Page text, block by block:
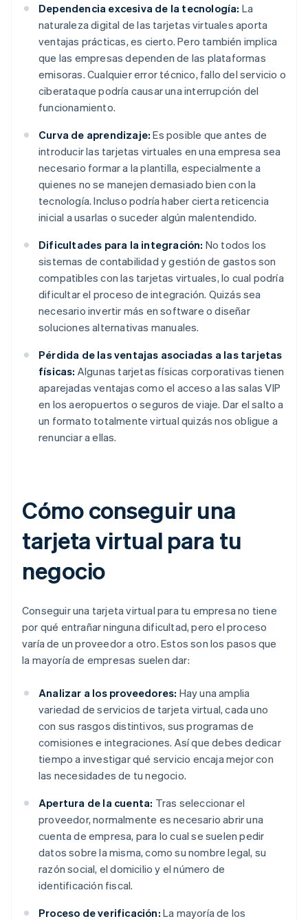
Dependencia excesiva de la tecnología: La
naturaleza digital de las tarjetas virtuales aporta
ventajas prácticas, es cierto. Pero también implica
que las empresas dependen de las plataformas
emisoras. Cualquier error técnico, fallo del servicio o
ciberataque podría causar una interrupción del
funcionamiento.
Curva de aprendizaje: Es posible que antes de
introducir las tarjetas virtuales en una empresa sea
necesario formar a la plantilla, especialmente a
quienes no se manejen demasiado bien con la
tecnología. Incluso podría haber cierta reticencia
inicial a usarlas o suceder algún malentendido.
Dificultades para la integración: No todos los
sistemas de contabilidad y gestión de gastos son
compatibles con las tarjetas virtuales, lo cual podría
dificultar el proceso de integración. Quizás sea
necesario invertir más en software o diseñar
soluciones alternativas manuales.
Pérdida de las ventajas asociadas a las tarjetas
físicas: Algunas tarjetas físicas corporativas tienen
aparejadas ventajas como el acceso a las salas VIP
en los aeropuertos o seguros de viaje. Dar el salto a
un formato totalmente virtual quizás nos obligue a
renunciar a ellas.
Cómo conseguir una
tarjeta virtual para tu
negocio
Conseguir una tarjeta virtual para tu empresa no tiene
por qué entrañar ninguna dificultad, pero el proceso
varía de un proveedor a otro. Estos son los pasos que
la mayoría de empresas suelen dar:
Analizar a los proveedores: Hay una amplia
variedad de servicios de tarjeta virtual, cada uno
con sus rasgos distintivos, sus programas de
comisiones e integraciones. Así que debes dedicar
tiempo a investigar qué servicio encaja mejor con
las necesidades de tu negocio.
Apertura de la cuenta: Tras seleccionar el
proveedor, normalmente es necesario abrir una
cuenta de empresa, para lo cual se suelen pedir
datos sobre la misma, como su nombre legal, su
razón social, el domicilio y el número de
identificación fiscal.
Proceso de verificación: La mayoría de los